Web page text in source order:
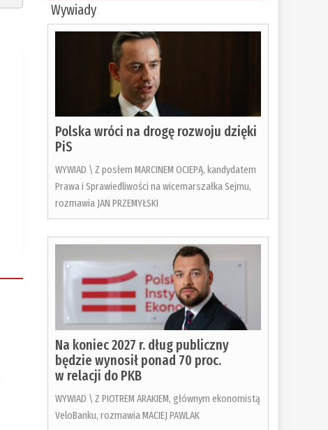
Wywiady
Polska wróci na drogę rozwoju dzięki
PiS
WYWIAD \ Z posłem MARCINEM OCIEPĄ, kandydatem
Prawa i Sprawiedliwości na wicemarszałka Sejmu,
rozmawia JAN PRZEMYŁSKI
Na koniec 2027 r. dług publiczny
będzie wynosił ponad 70 proc.
w relacji do PKB
WYWIAD \ Z PIOTREM ARAKIEM, głównym ekonomistą
VeloBanku, rozmawia MACIEJ PAWLAK